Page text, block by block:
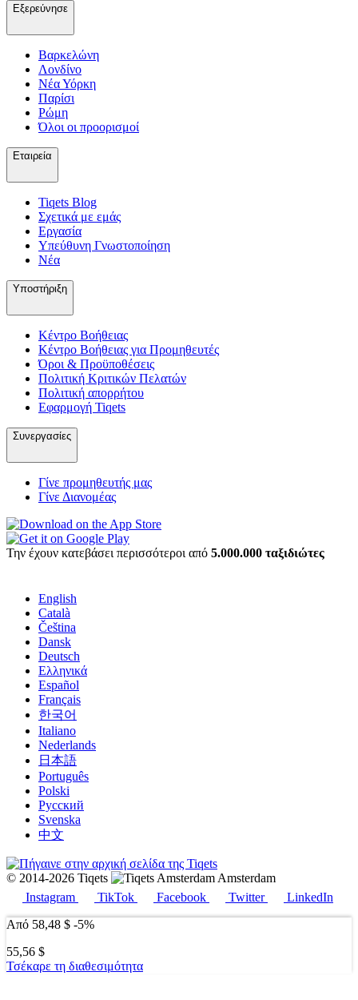
Εξερεύνησε
Βαρκελώνη
Λονδίνο
Νέα Υόρκη
Παρίσι
Ρώμη
Όλοι οι προορισμοί
Εταιρεία
Tiqets Βlog
Σχετικά με εμάς
Εργασία
Υπεύθυνη Γνωστοποίηση
Νέα
Υποστήριξη
Κέντρο Βοήθειας
Κέντρο Βοήθειας για Προμηθευτές
Όροι & Προϋποθέσεις
Πολιτική Κριτικών Πελατών
Πολιτική απορρήτου
Εφαρμογή Tiqets
Συνεργασίες
Γίνε προμηθευτής μας
Γίνε Διανομέας
Την έχουν κατεβάσει περισσότεροι από 5.000.000 ταξιδιώτες
English
Català
Čeština
Dansk
Deutsch
Ελληνικά
Español
Français
한국어
Italiano
Nederlands
日本語
Português
Polski
Русский
Svenska
中文
© 2014-2026 Tiqets
Amsterdam
Instagram
TikTok Facebook Twitter
LinkedIn
Από 58,48 $ -5%
55,56 $
Τσέκαρε τη διαθεσιμότητα